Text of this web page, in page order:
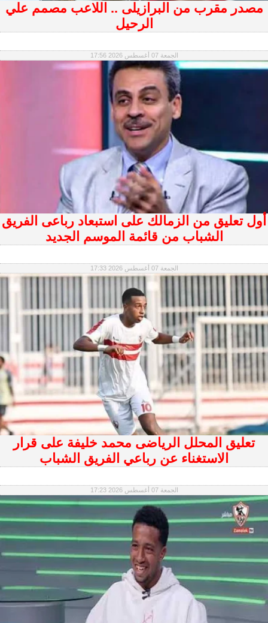
مصدر مقرب من البرازيلى .. اللاعب مصمم علي
الرحيل
الجمعة 07 أغسطس 2026 17:56
أول تعليق من الزمالك على استبعاد رباعى الفريق
الشباب من قائمة الموسم الجديد
الجمعة 07 أغسطس 2026 17:33
تعليق المحلل الرياضى محمد خليفة على قرار
الاستغناء عن رباعي الفريق الشباب
الجمعة 07 أغسطس 2026 17:23